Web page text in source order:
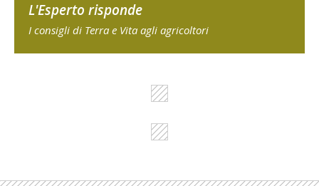
L'Esperto risponde
I consigli di Terra e Vita agli agricoltori